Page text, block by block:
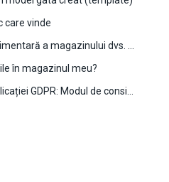
care vinde
în magazinul meu?